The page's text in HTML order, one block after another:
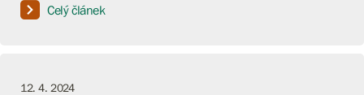
Celý článek
12. 4. 2024